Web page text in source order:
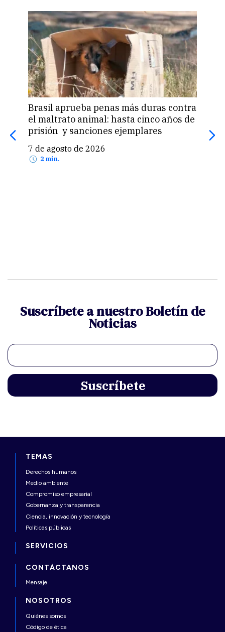
Brasil aprueba penas más duras contra
el maltrato animal: hasta cinco años de
prisión y sanciones ejemplares
7 de agosto de 2026
2 min.
Suscríbete a nuestro Boletín de
Noticias
TEMAS
Derechos humanos
Medio ambiente
Compromiso empresarial
Gobernanza y transparencia
Ciencia, innovación y tecnología
Políticas públicas
SERVICIOS
CONTÁCTANOS
Mensaje
NOSOTROS
Quiénes somos
Código de ética